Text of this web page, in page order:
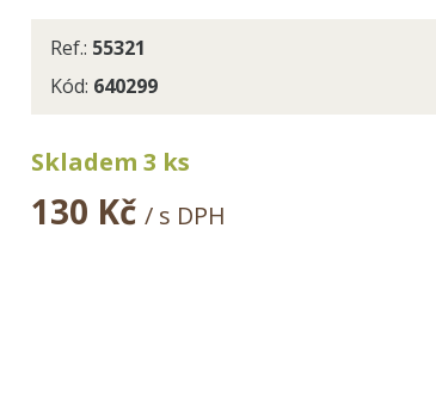
Ref.: 55321
Kód: 640299
Skladem 3 ks
130 Kč / s DPH